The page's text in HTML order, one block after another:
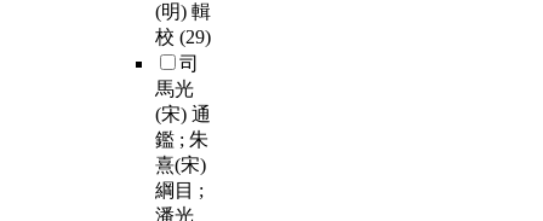
(明) 輯
校 (29)
司
馬光
(宋) 通
鑑 ; 朱
熹(宋)
綱目 ;
潘光